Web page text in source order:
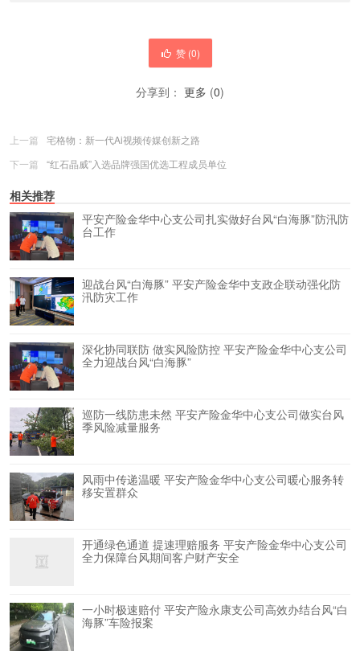
赞 (0)
分享到： 更多 (0)
上一篇
宅格物：新一代Ai视频传媒创新之路
下一篇
“红石晶威”入选品牌强国优选工程成员单位
相关推荐
平安产险金华中心支公司扎实做好台风“白海豚”防汛防
台工作
迎战台风“白海豚” 平安产险金华中支政企联动强化防
汛防灾工作
深化协同联防 做实风险防控 平安产险金华中心支公司
全力迎战台风“白海豚”
巡防一线防患未然 平安产险金华中心支公司做实台风
季风险减量服务
风雨中传递温暖 平安产险金华中心支公司暖心服务转
移安置群众
开通绿色通道 提速理赔服务 平安产险金华中心支公司
全力保障台风期间客户财产安全
一小时极速赔付 平安产险永康支公司高效办结台风“白
海豚”车险报案